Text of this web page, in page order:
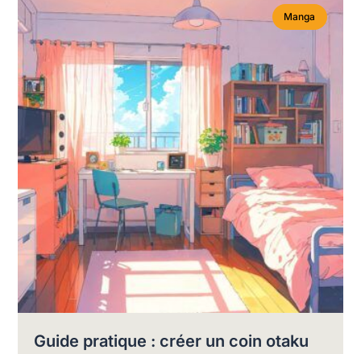
Manga
Guide pratique : créer un coin otaku